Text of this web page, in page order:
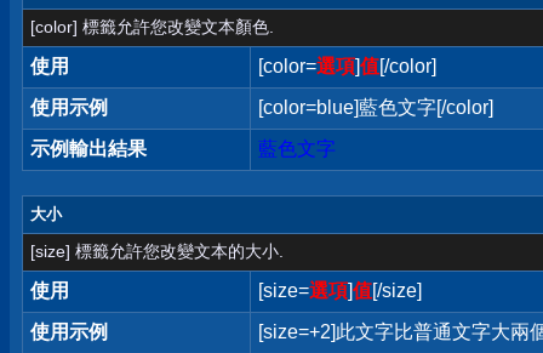
[color] 標籤允許您改變文本顏色.
使用 [color=選項]值[/color]
使用示例
[color=blue]藍色文字[/color]
示例輸出結果
藍色文字
大小
[size] 標籤允許您改變文本的大小.
使用 [size=選項]值[/size]
使用示例
[size=+2]此文字比普通文字大兩